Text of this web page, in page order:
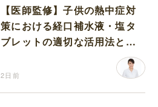
【医師監修】子供の熱中症対
策における経口補水液・塩タ
ブレットの適切な活用法と水
2日前